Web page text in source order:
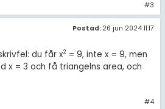
#3
Postad: 26 jun 2024 11:17
du får x2 = 9, inte x = 9, men
x = 3 och få triangelns area, och
#4